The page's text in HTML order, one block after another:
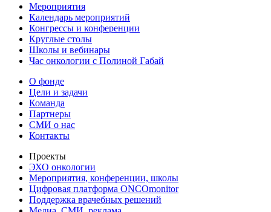
Мероприятия
Календарь мероприятий
Конгрессы и конференции
Круглые столы
Школы и вебинары
Час онкологии с Полиной Габай
О фонде
Цели и задачи
Команда
Партнеры
СМИ о нас
Контакты
Проекты
ЭХО онкологии
Мероприятия, конференции, школы
Цифровая платформа ONCOmonitor
Поддержка врачебных решений